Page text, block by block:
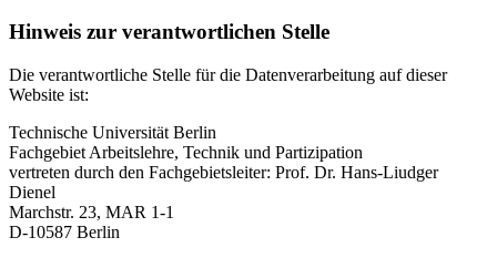
Hinweis zur verantwortlichen Stelle
Die verantwortliche Stelle für die Datenverarbeitung auf dieser
Website ist:
Technische Universität Berlin
Fachgebiet Arbeitslehre, Technik und Partizipation
vertreten durch den Fachgebietsleiter: Prof. Dr. Hans-Liudger
Dienel
Marchstr. 23, MAR 1-1
D-10587 Berlin